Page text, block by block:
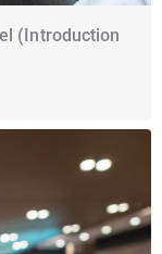
(Introduction